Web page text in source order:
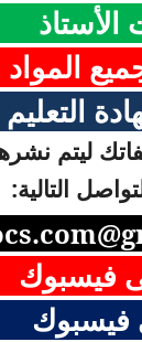
ليتم
التالية:
فيسبوك
فيسبوك